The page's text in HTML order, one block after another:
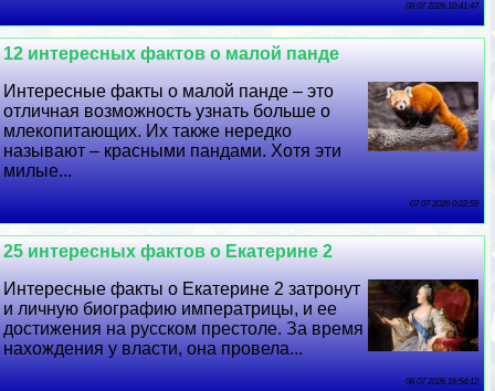
08 07 2026 10:41:47
12 интересных фактов о малой панде
Интересные факты о малой панде – это
отличная возможность узнать больше о
млекопитающих. Их также нередко
называют – красными пандами. Хотя эти
милые...
07 07 2026 0:22:59
25 интересных фактов о Екатерине 2
Интересные факты о Екатерине 2 затронут
и личную биографию императрицы, и ее
достижения на русском престоле. За время
нахождения у власти, она провела...
06 07 2026 16:54:12